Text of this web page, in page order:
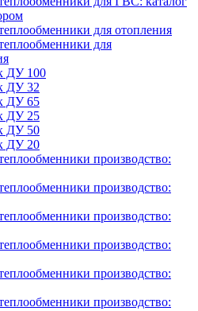
для отопления
для
ДУ 100
ДУ 32
ДУ 65
ДУ 25
ДУ 50
ДУ 20
производство:
производство:
производство:
производство:
производство:
производство: